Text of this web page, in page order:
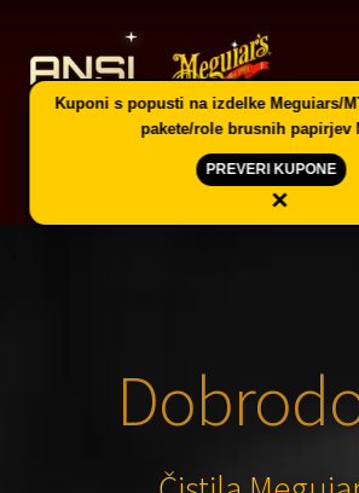
to
navigation
to
content
Domov
Kuponi s popusti na izdelke Meguiars/
pakete/role brusnih papirjev
PREVERI KUPONE
×